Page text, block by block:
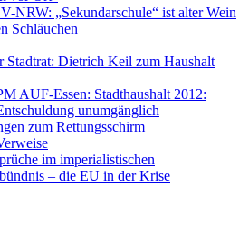
NRW: „Sekundarschule“ ist alter Wein
Schläuchen
Stadtrat: Dietrich Keil zum Haushalt
AUF-Essen: Stadthaushalt 2012:
unumgänglich
zum Rettungsschirm
im imperialistischen
– die EU in der Krise